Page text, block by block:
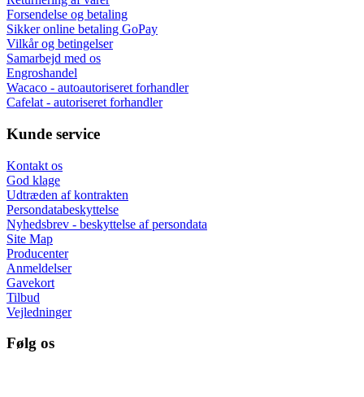
Forsendelse og betaling
Sikker online betaling GoPay
Vilkår og betingelser
Samarbejd med os
Engroshandel
Wacaco - autoautoriseret forhandler
Cafelat - autoriseret forhandler
Kunde service
Kontakt os
God klage
Udtræden af kontrakten
Persondatabeskyttelse
Nyhedsbrev - beskyttelse af persondata
Site Map
Producenter
Anmeldelser
Gavekort
Tilbud
Vejledninger
Følg os